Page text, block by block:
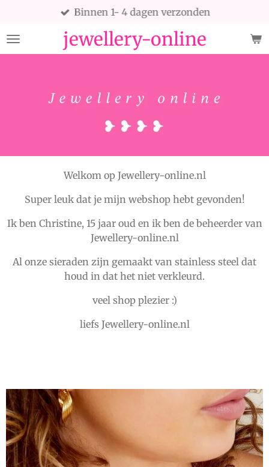
naar
de
jewellery-online
Binnen 1- 4 dagen verzonden
Welkom op Jewellery-online.nl
Super leuk dat je mijn webshop hebt gevonden!
Ik ben Christine, 15 jaar oud en ik ben de beheerder van
Jewellery-online.nl
Al onze sieraden zijn gemaakt van stainless steel dat
houd in dat het niet verkleurd.
veel shop plezier :)
liefs Jewellery-online.nl